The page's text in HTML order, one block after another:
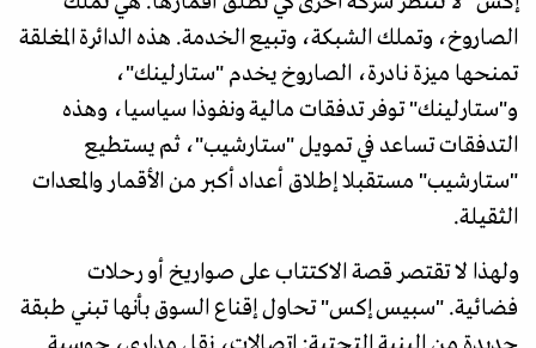
الصاروخ، وتملك الشبكة، وتبيع الخدمة. هذه الدائرة المغلقة
تمنحها ميزة نادرة، الصاروخ يخدم "ستارلينك"،
و"ستارلينك" توفر تدفقات مالية ونفوذا سياسيا، وهذه
التدفقات تساعد في تمويل "ستارشيب"، ثم يستطيع
"ستارشيب" مستقبلا إطلاق أعداد أكبر من الأقمار والمعدات
الثقيلة.
ولهذا لا تقتصر قصة الاكتتاب على صواريخ أو رحلات
فضائية. "سبيس إكس" تحاول إقناع السوق بأنها تبني طبقة